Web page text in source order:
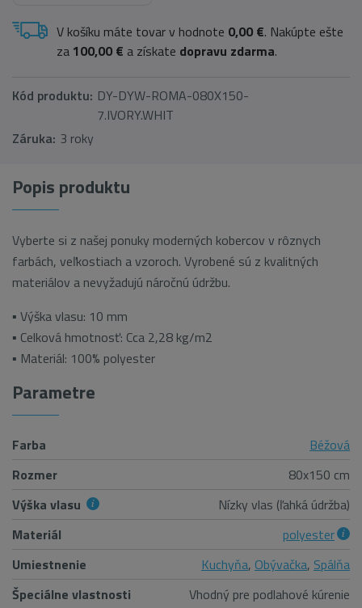
V košíku máte tovar v hodnote 0,00 €. Nakúpte ešte
za 100,00 € a získate dopravu zdarma.
Kód produktu: DY-DYW-ROMA-080X150-
7.IVORY.WHIT
Záruka: 3 roky
Popis produktu
Vyberte si z našej ponuky moderných kobercov v rôznych
farbách, veľkostiach a vzoroch. Vyrobené sú z kvalitných
materiálov a nevyžadujú náročnú údržbu.
▪ Výška vlasu: 10 mm
▪ Celková hmotnosť: Cca 2,28 kg/m2
▪ Materiál: 100% polyester
Parametre
Farba
Béžová
Rozmer
80x150 cm
Výška vlasu
Nízky vlas (ľahká údržba)
Materiál
polyester
Umiestnenie
Kuchyňa, Obývačka, Spálňa
Špeciálne vlastnosti
Vhodný pre podlahové kúrenie